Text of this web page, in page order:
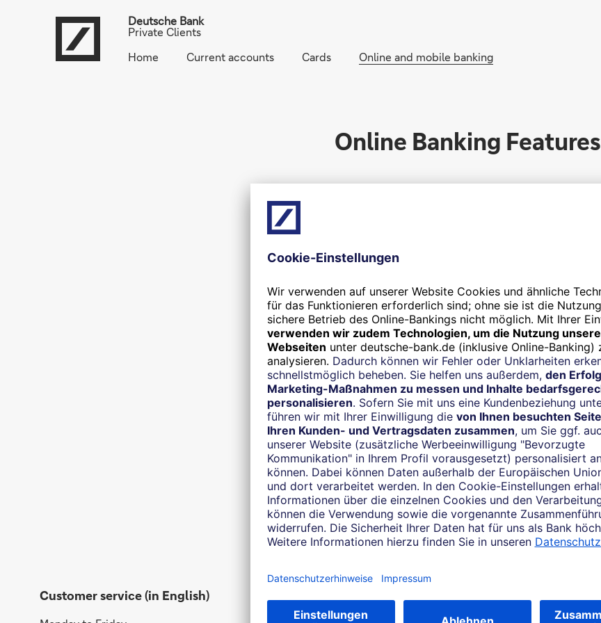
Direkt zur Suche (Enter drücken)
Deutsche Bank
Private Clients
Home Current accounts Cards Online and mobile banking
Online Banking Features
Customer service (in English)